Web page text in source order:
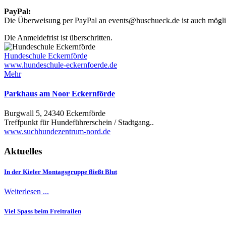
PayPal:
Die Überweisung per PayPal an events@huschueck.de ist auch
Die Anmeldefrist ist überschritten.
Hundeschule Eckernförde
www.hundeschule-eckernfoerde.de
Mehr
Parkhaus am Noor Eckernförde
Burgwall 5, 24340 Eckernförde
Treffpunkt für Hundeführerschein / Stadtgang..
www.suchhundezentrum-nord.de
Aktuelles
In der Kieler Montagsgruppe fließt Blut
Weiterlesen ...
Viel Spass beim Freitrailen